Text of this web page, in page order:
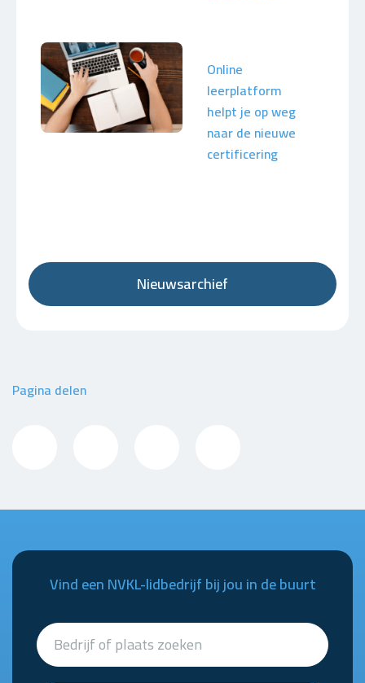
Online
leerplatform
helpt je op weg
naar de nieuwe
certificering
Nieuwsarchief
Pagina delen
Vind een NVKL-lidbedrijf bij jou in de buurt